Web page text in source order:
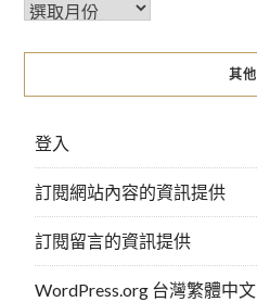
其他
登入
訂閱網站內容的資訊提供
訂閱留言的資訊提供
WordPress.org 台灣繁體中文